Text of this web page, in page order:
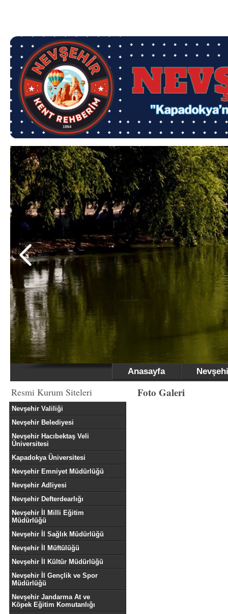
Anasayfa
Resmi Kurum Siteleri
Nevşehir Valiliği
Nevşehir Belediyesi
Nevşehir Hacıbektaş Veli
Üniversitesi
Kapadokya Üniversitesi
Nevşehir Emniyet Müdürlüğü
Nevşehir Adliyesi
Nevşehir Defterdearlığı
Nevşehir İl Milli Eğitim
Müdürlüğü
Nevşehir İl Sağlık Müdürlüğü
Nevşehir İl Müftülüğü
Nevşehir İl Kültür Müdürlüğü
Nevşehir İl Gençlik ve Spor
Müdürlüğü
Nevşehir Jandarma At ve
Köpek Eğitim Komutanlığı
Foto Galeri